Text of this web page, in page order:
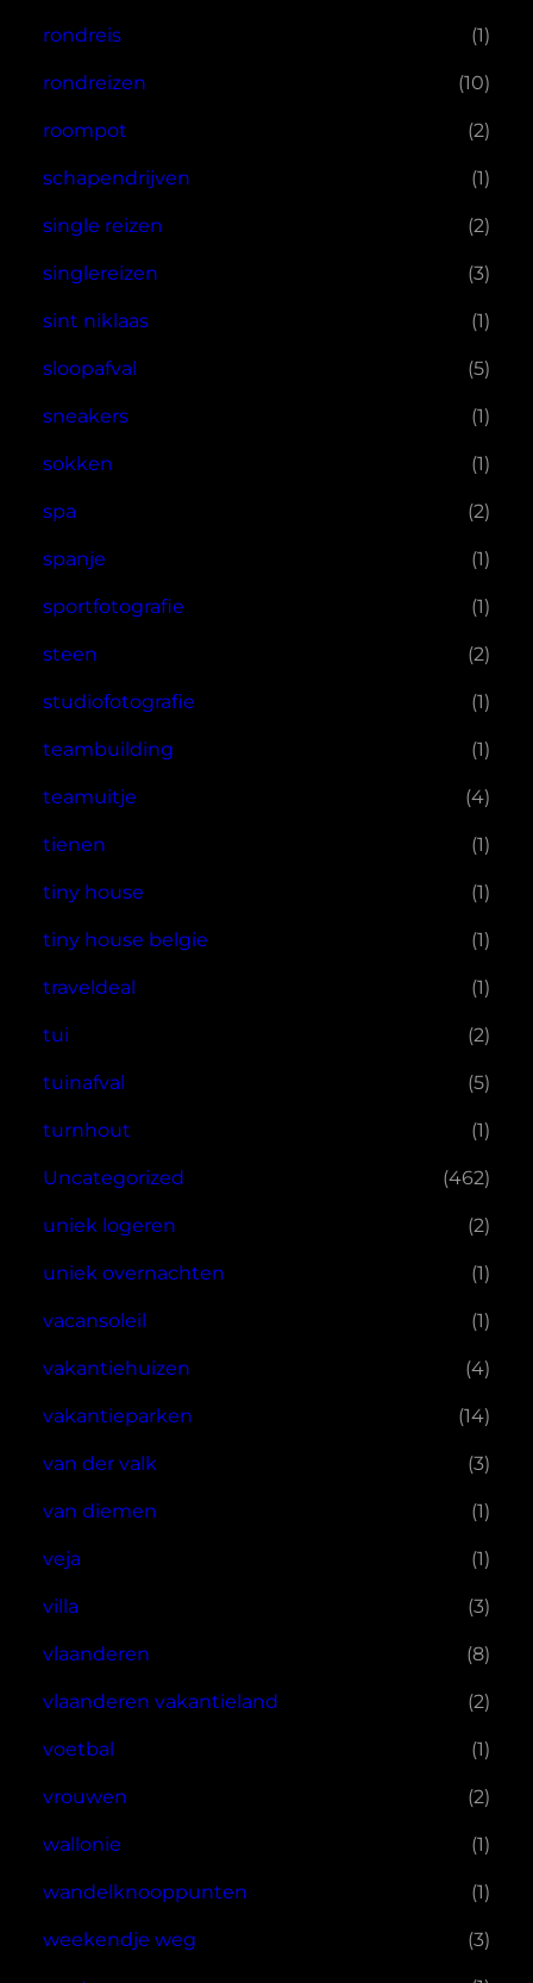
rondreis (1)
rondreizen (10)
roompot (2)
schapendrijven (1)
single reizen (2)
singlereizen (3)
sint niklaas (1)
sloopafval (5)
sneakers (1)
sokken (1)
spa (2)
spanje (1)
sportfotografie (1)
steen (2)
studiofotografie (1)
teambuilding (1)
teamuitje (4)
tienen (1)
tiny house (1)
tiny house belgie (1)
traveldeal (1)
tui (2)
tuinafval (5)
turnhout (1)
Uncategorized (462)
uniek logeren (2)
uniek overnachten (1)
vacansoleil (1)
vakantiehuizen (4)
vakantieparken (14)
van der valk (3)
van diemen (1)
veja (1)
villa (3)
vlaanderen (8)
vlaanderen vakantieland (2)
voetbal (1)
vrouwen (2)
wallonie (1)
wandelknooppunten (1)
weekendje weg (3)